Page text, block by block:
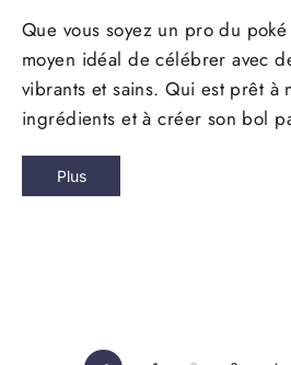
Que vous soyez un pro du
moyen idéal de célébrer avec
vibrants et sains. Qui est prêt à
ingrédients et à créer son bol
Plus